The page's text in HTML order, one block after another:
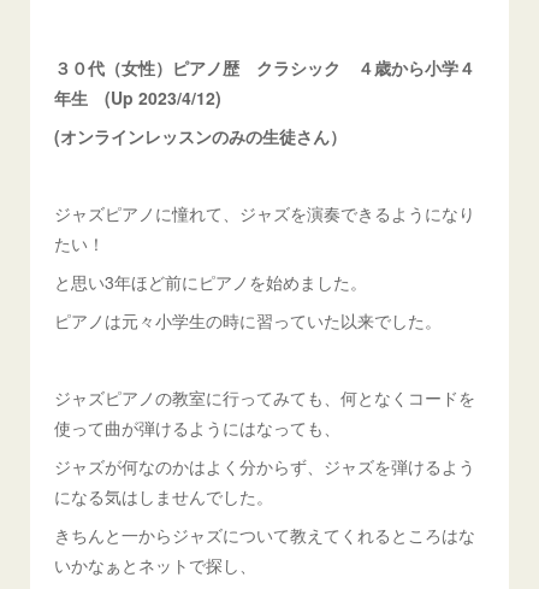
３０代（女性）ピアノ歴 クラシック ４歳から小学４
年生 (Up 2023/4/12)
(オンラインレッスンのみの生徒さん）
ジャズピアノに憧れて、ジャズを演奏できるようになり
たい！
と思い3年ほど前にピアノを始めました。
ピアノは元々小学生の時に習っていた以来でした。
ジャズピアノの教室に行ってみても、何となくコードを
使って曲が弾けるようにはなっても、
ジャズが何なのかはよく分からず、ジャズを弾けるよう
になる気はしませんでした。
きちんと一からジャズについて教えてくれるところはな
いかなぁとネットで探し、